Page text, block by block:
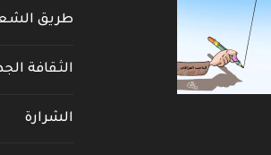
طريق
الثقافة
الشرارة